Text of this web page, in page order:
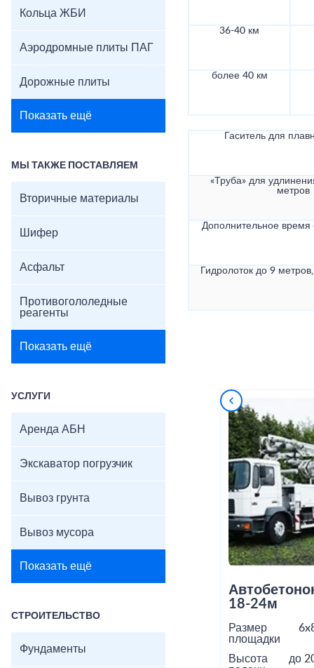
Кольца ЖБИ
Аэродромные плиты ПАГ
Дорожные плиты
Показать ещё
МЫ ТАКЖЕ ПОСТАВЛЯЕМ
Вторичные материалы
Шифер
Асфальт
Противогололедные
реагенты
Показать ещё
УСЛУГИ
Аренда АБН
Экскаватор погрузчик
Вывоз грунта
Вывоз мусора
Показать ещё
СТРОИТЕЛЬСТВО
Фундаменты
36-40 км
более 40 км
Гаситель для
«Труба» для
метров
Дополнительное
Гидролоток до 9
18-24м
Размер
площадки
Высота
до